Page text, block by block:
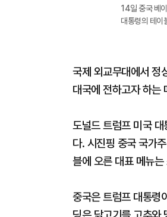
14일 중국 베
대통령의 테이
국제 외교무대에서 정
대국에 전하고자 하는
도널드 트럼프 미국
다. 시진핑 중국 국가
블에 오른 대표 메뉴
중국은 트럼프 대통령